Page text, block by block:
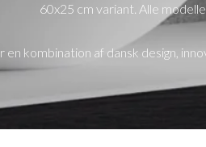
60x25 cm variant. Alle
en kombination af dansk design,